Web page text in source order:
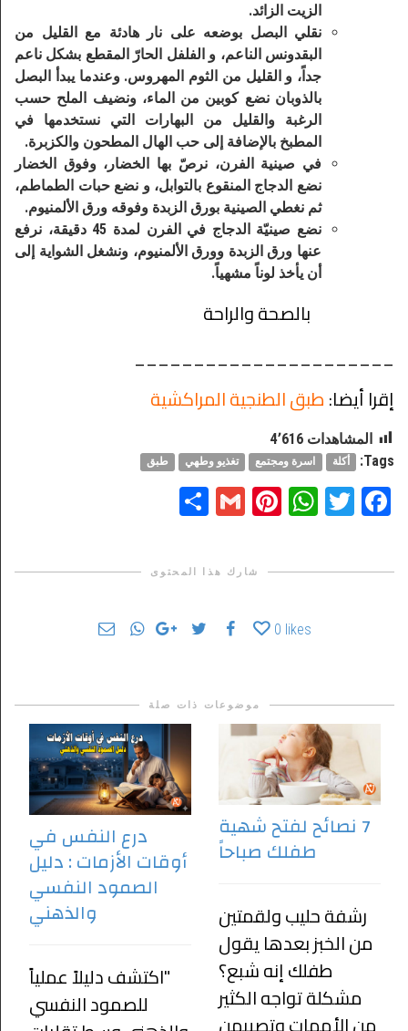
الزيت الزائد.
نقلي البصل بوضعه على نار هادئة مع القليل من
البقدونس الناعم، و الفلفل الحارّ المقطع بشكل ناعم
جداً، و القليل من الثوم المهروس. وعندما يبدأ البصل
بالذوبان نضع كوبين من الماء، ونضيف الملح حسب
الرغبة والقليل من البهارات التي نستخدمها في
المطبخ بالإضافة إلى حب الهال المطحون والكزبرة.
في صينية الفرن، نرصّ بها الخضار، وفوق الخضار
نضع الدجاج المنقوع بالتوابل، و نضع حبات الطماطم،
ثم نغطي الصينية بورق الزبدة وفوقه ورق الألمنيوم.
نضع صينيّة الدجاج في الفرن لمدة 45 دقيقة، نرفع
عنها ورق الزبدة وورق الألمنيوم، ونشغل الشواية إلى
أن يأخذ لوناً مشهياً.
بالصحة والراحة
______________________
إقرا أيضا:طبق الطنجية المراكشية
المشاهدات 4٬616
Tags:
أكلة اسرة ومجتمع تغذيو وطهي طبق
Facebook
Twitter
WhatsApp
Pinterest
Gmail
شارك هذا المحتوى
0 likes
موضوعات ذات صلة
درع النفس في
أوقات الأزمات : دليل
الصمود النفسي
والذهني
"اكتشف دليلاً عملياً
للصمود النفسي
7 نصائح لفتح شهية
طفلك صباحاً
رشفة حليب ولقمتين
من الخبز بعدها يقول
طفلك إنه شبع؟
مشكلة تواجه الكثير